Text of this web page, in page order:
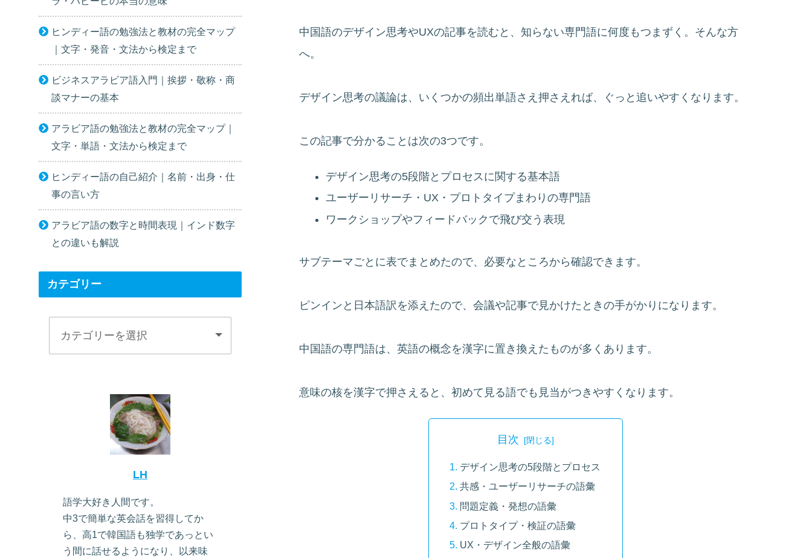
中国語のデザイン思考やUXの記事を読むと、知らない専門語に何度もつまずく。そんな方
へ。
デザイン思考の議論は、いくつかの頻出単語さえ押さえれば、ぐっと追いやすくなります。
この記事で分かることは次の3つです。
デザイン思考の5段階とプロセスに関する基本語
ユーザーリサーチ・UX・プロトタイプまわりの専門語
ワークショップやフィードバックで飛び交う表現
サブテーマごとに表でまとめたので、必要なところから確認できます。
ピンインと日本語訳を添えたので、会議や記事で見かけたときの手がかりになります。
中国語の専門語は、英語の概念を漢字に置き換えたものが多くあります。
意味の核を漢字で押さえると、初めて見る語でも見当がつきやすくなります。
目次
デザイン思考の5段階とプロセス
共感・ユーザーリサーチの語彙
問題定義・発想の語彙
プロトタイプ・検証の語彙
UX・デザイン全般の語彙
ヒンディー語の勉強法と教材の完全マップ
｜文字・発音・文法から検定まで
ビジネスアラビア語入門｜挨拶・敬称・商
談マナーの基本
アラビア語の勉強法と教材の完全マップ｜
文字・単語・文法から検定まで
ヒンディー語の自己紹介｜名前・出身・仕
事の言い方
アラビア語の数字と時間表現｜インド数字
との違いも解説
カテゴリー
LH
語学大好き人間です。
中3で簡単な英会話を習得してか
ら、高1で韓国語も独学であっとい
う間に話せるようになり、以来味